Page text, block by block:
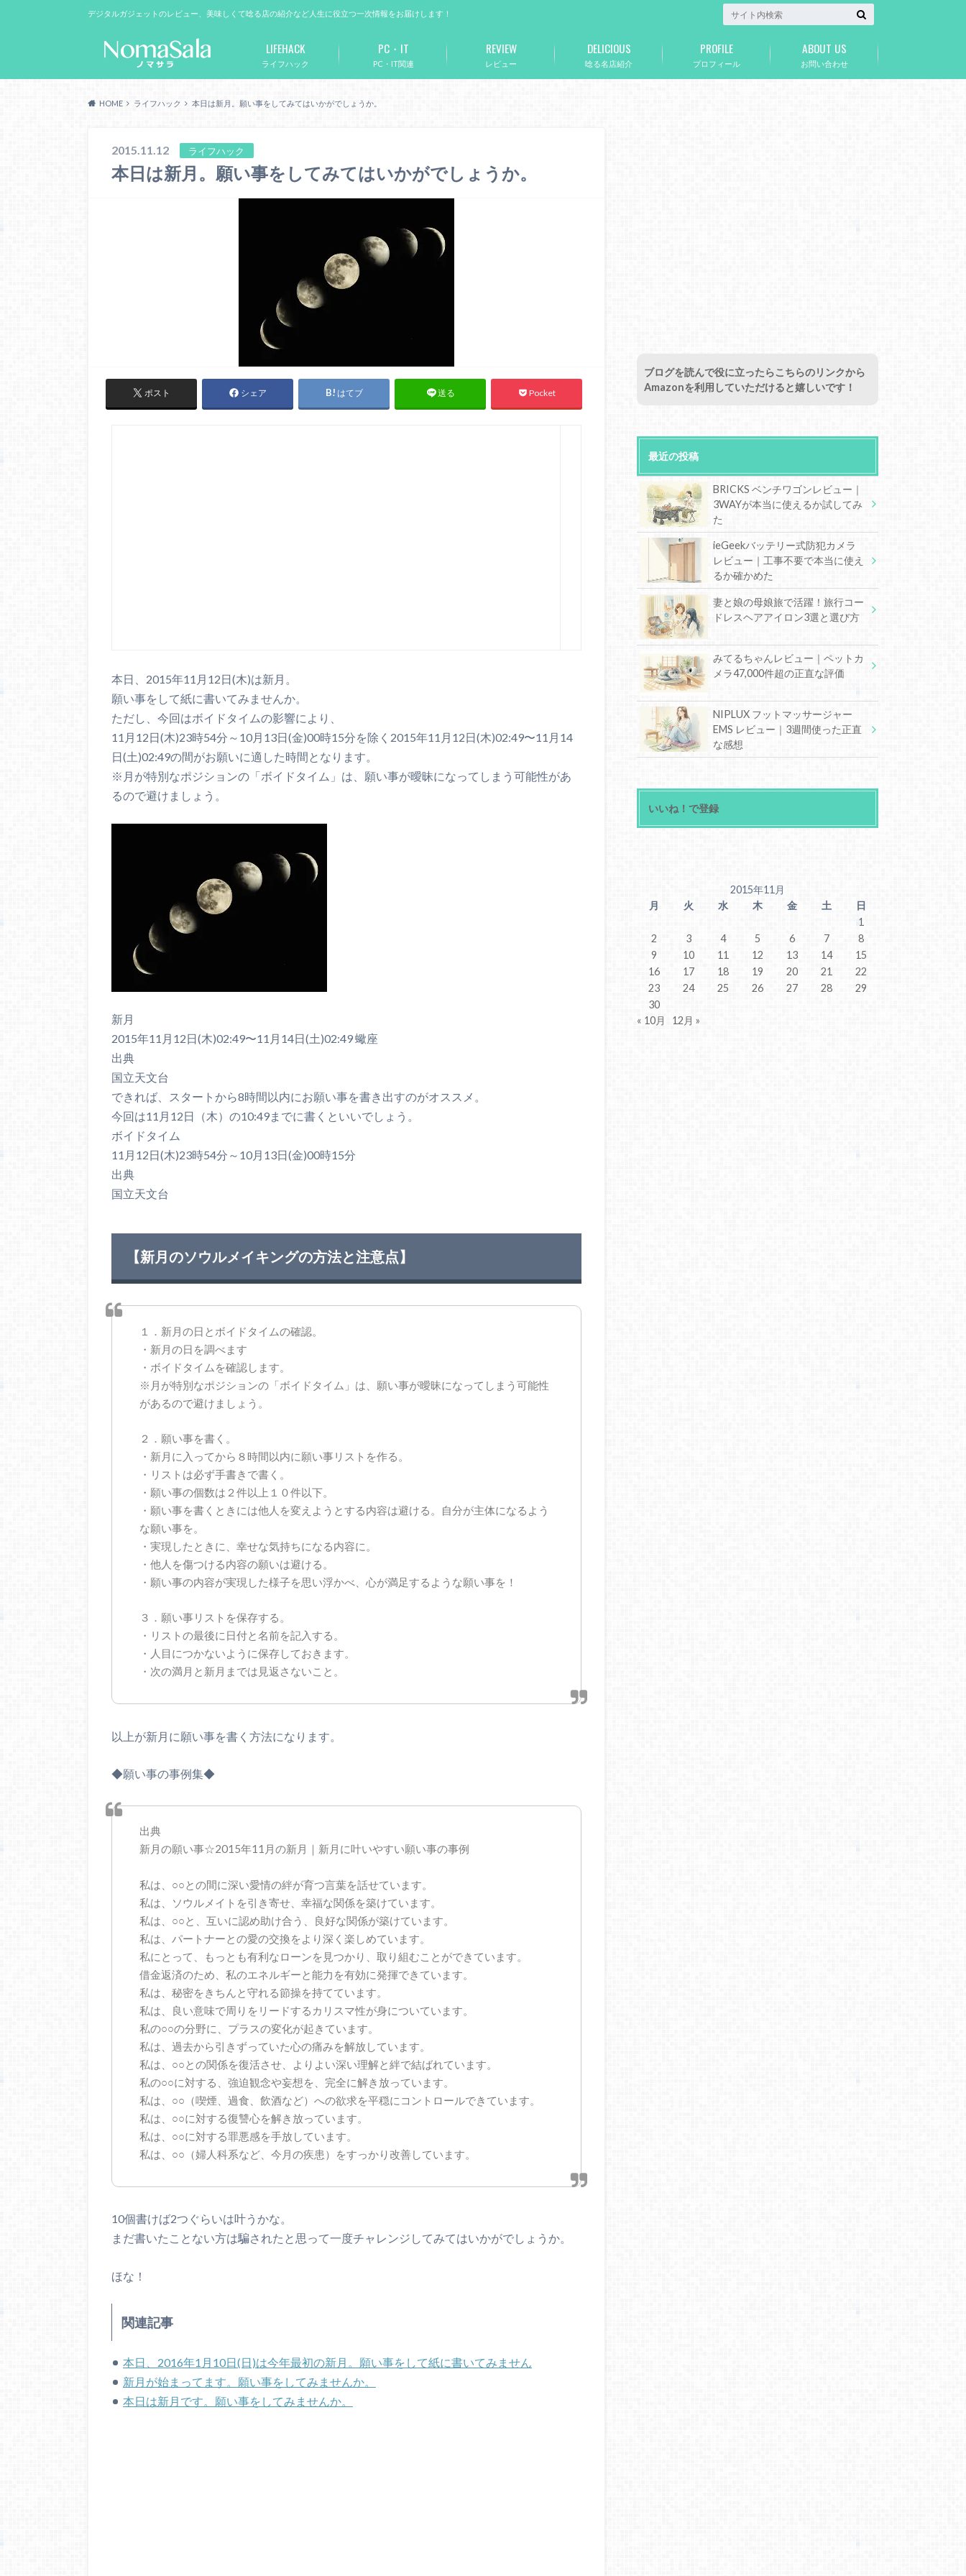
デジタルガジェットのレビュー、美味しくて唸る店の紹介など人生に役立つ一次情報をお届けします！
ライフハック
LIFEHACK
PC・IT関連
PC・IT
レビュー
REVIEW
唸る名店紹介
DELICIOUS
プロフィール
PROFILE
お問い合わせ
ABOUT US
HOME ライフハック 本日は新月。願い事をしてみてはいかがでしょうか。
2015.11.12 ライフハック
本日は新月。願い事をしてみてはいかがでしょうか。
ポスト シェア はてブ 送る Pocket
本日、2015年11月12日(木)は新月。
願い事をして紙に書いてみませんか。
ただし、今回はボイドタイムの影響により、
11月12日(木)23時54分～10月13日(金)00時15分を除く2015年11月12日(木)02:49〜11月14
日(土)02:49の間がお願いに適した時間となります。
※月が特別なポジションの「ボイドタイム」は、願い事が曖昧になってしまう可能性があ
るので避けましょう。
新月
2015年11月12日(木)02:49〜11月14日(土)02:49 蠍座
出典
国立天文台
できれば、スタートから8時間以内にお願い事を書き出すのがオススメ。
今回は11月12日（木）の10:49までに書くといいでしょう。
ボイドタイム
11月12日(木)23時54分～10月13日(金)00時15分
出典
国立天文台
【新月のソウルメイキングの方法と注意点】
１．新月の日とボイドタイムの確認。
・新月の日を調べます
・ボイドタイムを確認します。
※月が特別なポジションの「ボイドタイム」は、願い事が曖昧になってしまう可能性
があるので避けましょう。
２．願い事を書く。
・新月に入ってから８時間以内に願い事リストを作る。
・リストは必ず手書きで書く。
・願い事の個数は２件以上１０件以下。
・願い事を書くときには他人を変えようとする内容は避ける。自分が主体になるよう
な願い事を。
・実現したときに、幸せな気持ちになる内容に。
・他人を傷つける内容の願いは避ける。
・願い事の内容が実現した様子を思い浮かべ、心が満足するような願い事を！
３．願い事リストを保存する。
・リストの最後に日付と名前を記入する。
・人目につかないように保存しておきます。
・次の満月と新月までは見返さないこと。
以上が新月に願い事を書く方法になります。
◆願い事の事例集◆
出典
新月の願い事☆2015年11月の新月｜新月に叶いやすい願い事の事例
私は、○○との間に深い愛情の絆が育つ言葉を話せています。
私は、ソウルメイトを引き寄せ、幸福な関係を築けています。
私は、○○と、互いに認め助け合う、良好な関係が築けています。
私は、パートナーとの愛の交換をより深く楽しめています。
私にとって、もっとも有利なローンを見つかり、取り組むことができています。
借金返済のため、私のエネルギーと能力を有効に発揮できています。
私は、秘密をきちんと守れる節操を持てています。
私は、良い意味で周りをリードするカリスマ性が身についています。
私の○○の分野に、プラスの変化が起きています。
私は、過去から引きずっていた心の痛みを解放しています。
私は、○○との関係を復活させ、よりよい深い理解と絆で結ばれています。
私の○○に対する、強迫観念や妄想を、完全に解き放っています。
私は、○○（喫煙、過食、飲酒など）への欲求を平穏にコントロールできています。
私は、○○に対する復讐心を解き放っています。
私は、○○に対する罪悪感を手放しています。
私は、○○（婦人科系など、今月の疾患）をすっかり改善しています。
10個書けば2つぐらいは叶うかな。
まだ書いたことない方は騙されたと思って一度チャレンジしてみてはいかがでしょうか。
ほな！
関連記事
本日、2016年1月10日(日)は今年最初の新月。願い事をして紙に書いてみません
新月が始まってます。願い事をしてみませんか。
本日は新月です。願い事をしてみませんか。
ブログを読んで役に立ったらこちらのリンクから
Amazonを利用していただけると嬉しいです！
最近の投稿
BRICKS ベンチワゴンレビュー｜
3WAYが本当に使えるか試してみ
た
ieGeekバッテリー式防犯カメラ
レビュー｜工事不要で本当に使え
るか確かめた
妻と娘の母娘旅で活躍！旅行コー
ドレスヘアアイロン3選と選び方
みてるちゃんレビュー｜ペットカ
メラ47,000件超の正直な評価
NIPLUX フットマッサージャー
EMS レビュー｜3週間使った正直
な感想
いいね！で登録
2015年11月
月
火 水 木 金 土
日
1
2
3 4 5 6 7
8
9
10 11 12 13 14
15
16
17 18 19 20 21
22
23
24 25 26 27 28
29
30
« 10月
12月 »